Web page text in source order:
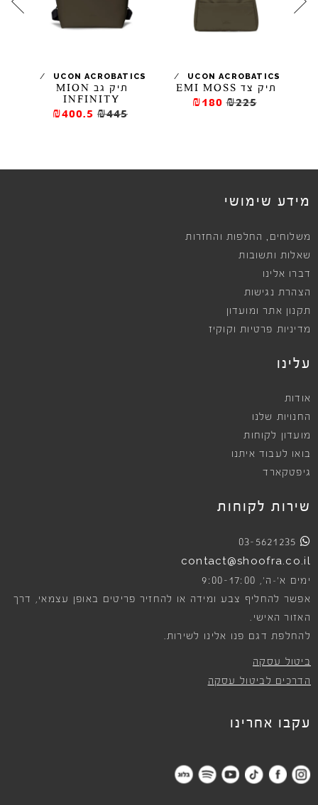
UCON ACROBATICS
/
תיק צד EMI MOSS
₪225
₪180
UCON ACROBATICS
/
תיק גב MION
INFINITY
₪445
₪400.5
מידע שימושי
משלוחים , החלפות והחזרות
שאלות ותשובות
דברו אלינו
הצהרת נגישות
תקנון אתר ומועדון
מדיניות פרטיות וקוקיז
עלינו
אודות
החנויות שלנו
מועדון לקוחות
בואו לעבוד איתנו
גיפטקארד
שירות לקוחות
03-5621235
contact@shoofra.co.il
ימים א׳-ה׳, 9:00-17:00
אפשר להחליף צבע ומידה או להחזיר פריטים באופן עצמאי, דרך
האזור האישי.
להחלפת דגם פנו אלינו לשירות.
ביטול עסקה
הדרכים לביטול עסקה
עקבו אחרינו